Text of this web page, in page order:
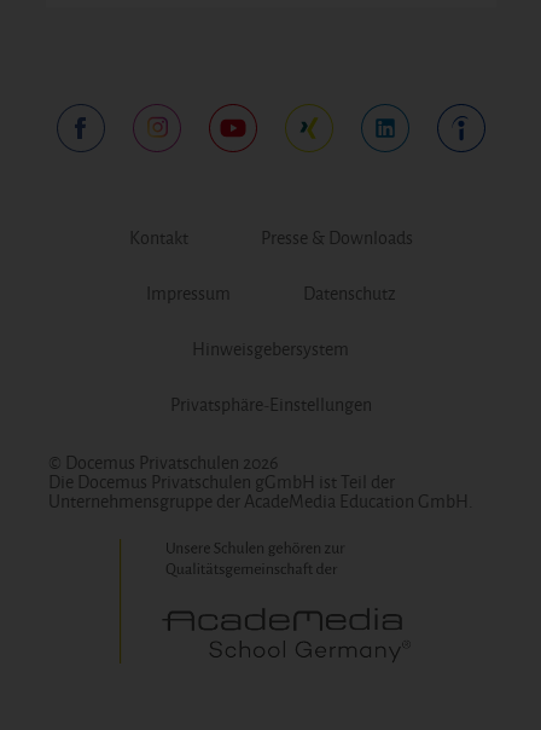
Kontakt Presse & Downloads
Impressum Datenschutz
Hinweisgebersystem
Privatsphäre-Einstellungen
© Docemus Privatschulen 2026
Die Docemus Privatschulen gGmbH ist Teil der
Unternehmensgruppe der AcadeMedia Education GmbH.